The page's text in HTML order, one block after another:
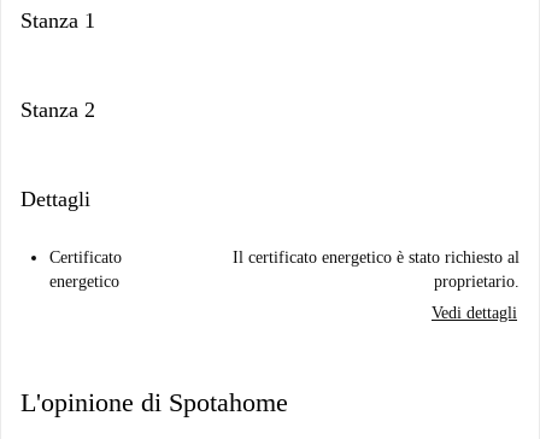
Stanza 1
Stanza 2
Dettagli
Certificato
energetico
Il certificato energetico è stato richiesto al
proprietario.
Vedi dettagli
L'opinione di Spotahome